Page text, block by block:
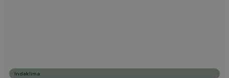
Indeklima